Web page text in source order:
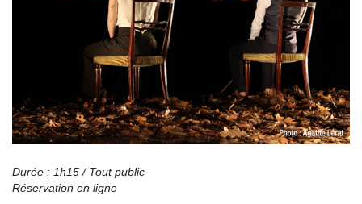
Durée : 1h15 / Tout public
Réservation en ligne